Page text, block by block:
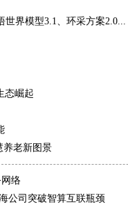
世界模型3.1、环采方案2.0...
态崛起
养老新图景
络
公司突破智算互联瓶颈